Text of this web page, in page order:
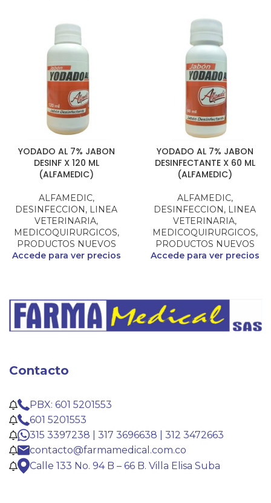
YODADO AL 7% JABON
DESINF X 120 ML
(ALFAMEDIC)
ALFAMEDIC,
DESINFECCION, LINEA
VETERINARIA,
MEDICOQUIRURGICOS,
PRODUCTOS NUEVOS
Accede para ver precios
YODADO AL 7% JABON
DESINFECTANTE X 60 ML
(ALFAMEDIC)
ALFAMEDIC,
DESINFECCION, LINEA
VETERINARIA,
MEDICOQUIRURGICOS,
PRODUCTOS NUEVOS
Accede para ver precios
Contacto
PBX: 601 5201553
601 5201553
315 3397238 | 317 3696638 | 312 3472663
contacto@farmamedical.com.co
Calle 133 No. 94 B – 66 B. Villa Elisa Suba